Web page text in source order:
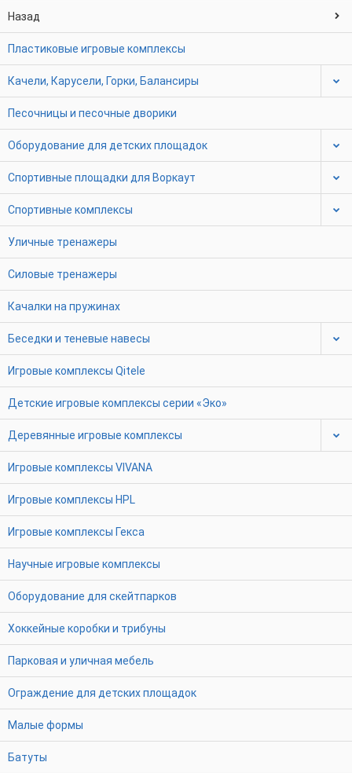
Назад
Пластиковые игровые комплексы
Качели, Карусели, Горки, Балансиры
Песочницы и песочные дворики
Оборудование для детских площадок
Спортивные площадки для Воркаут
Спортивные комплексы
Уличные тренажеры
Силовые тренажеры
Качалки на пружинах
Беседки и теневые навесы
Игровые комплексы Qitele
Детские игровые комплексы серии «Эко»
Деревянные игровые комплексы
Игровые комплексы VIVANA
Игровые комплексы HPL
Игровые комплексы Гекса
Научные игровые комплексы
Оборудование для скейтпарков
Хоккейные коробки и трибуны
Парковая и уличная мебель
Ограждение для детских площадок
Малые формы
Батуты